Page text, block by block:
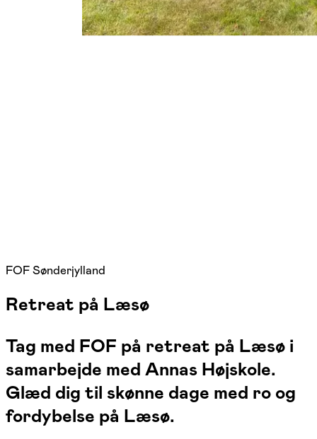
FOF Sønderjylland
Retreat på Læsø
Tag med FOF på retreat på Læsø i
samarbejde med Annas Højskole.
Glæd dig til skønne dage med ro og
fordybelse på Læsø.